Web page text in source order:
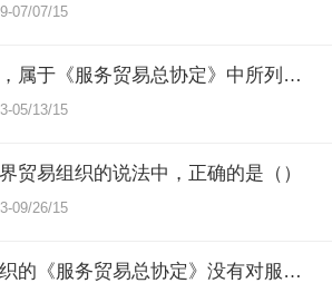
07/07/15
[单选] 下列各项中，属于《服务贸易总协定》中所列举的国际服务贸易中的跨境服务的是哪项？（）
05/13/15
贸易组织的说法中，正确的是（）
09/26/15
[单选] 世界贸易组织的《服务贸易总协定》没有对服务贸易下定义，而是规定了服务贸易的几种方式，下列哪项属于《服务贸易总协定》服务贸易方式中的商业存在？（）